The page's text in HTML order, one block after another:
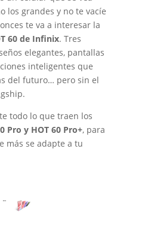
los grandes y no te vacíe
te va a interesar la
60 de Infinix. Tres
elegantes, pantallas
inteligentes que
del futuro… pero sin el
todo lo que traen los
Pro y HOT 60 Pro+, para
más se adapte a tu